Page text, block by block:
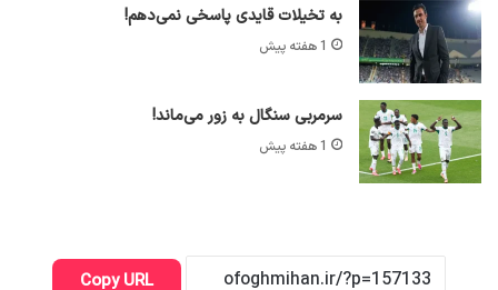
به تخیلات قایدی پاسخی نمی‌دهم!
1 هفته پیش
سرمربی سنگال به زور می‌ماند!
1 هفته پیش
Copy URL